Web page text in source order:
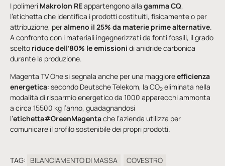
I polimeri Makrolon REappartengono alla gammaCQ,
l’etichetta che identifica i prodotti costituiti, fisicamente o per
attribuzione, peralmeno il 25% da materie prime alternative.
A confronto con i materiali ingegnerizzati da fonti fossili, il grado
scelto riduce dell’80% le emissioni di anidride carbonica
durante la produzione.
Magenta TV One si segnala anche per una maggioreefficienza
energetica: secondo Deutsche Telekom, la CO2 eliminata nella
modalità di risparmio energetico da 1000 apparecchi ammonta
a circa 15500 kg l’anno, guadagnandosi
l’etichetta#GreenMagentache l’azienda utilizza per
comunicare il profilo sostenibile dei propri prodotti.
TAG: BILANCIAMENTO DI MASSA
COVESTRO